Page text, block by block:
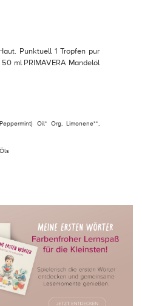
Punktuell 1 Tropfen pur
ml PRIMAVERA Mandelöl
Oil* Org, Limonene**,